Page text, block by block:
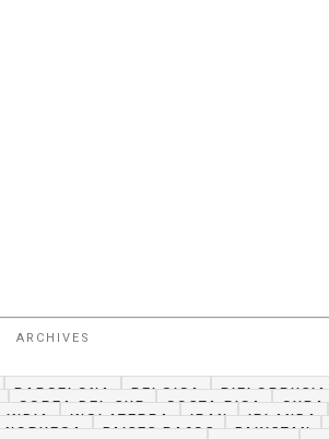
ARCHIVES
BARCELONA BELGICA BIELORRUSIA
COREA DEL SUR COSTA RICA CUBA
INDIA INGLATERRA IRAN IRLANDA
NORUEGA PAISES BAJOS PAKISTAN